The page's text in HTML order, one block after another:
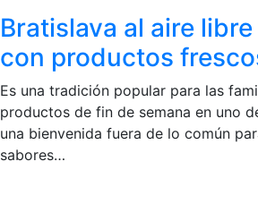
Bratislava al aire
con productos
Es una tradición popular para las
productos de fin de semana en uno
una bienvenida fuera de lo común
sabores…